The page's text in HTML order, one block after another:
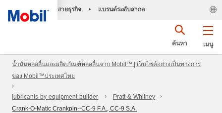
สายธุรกิจ • แบรนด์ระดับสากล
เมนู
ค้นหา
น้ำมันหล่อลื่นและผลิตภัณฑ์หล่อลื่นจาก Mobil™ | เว็บไซต์อย่างเป็นทางการ
ของ Mobil™ประเทศไทย
lubricants-by-equipment-builder
Pratt-&-Whitney
Crank-O-Matic Crankpin--CC-9 F.A., CC-9 S.A.